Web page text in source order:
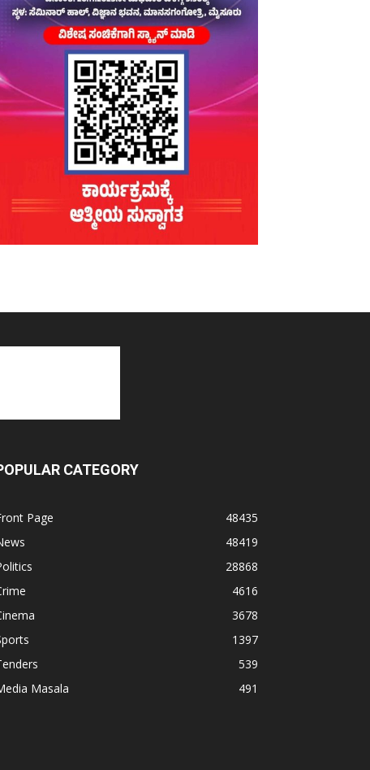
CATEGORY
Page
48435
48419
28868
4616
3678
1397
539
Masala
491